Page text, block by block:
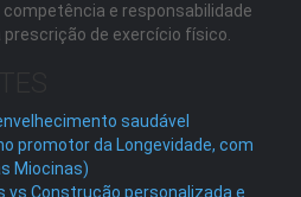
e responsabilidade
de exercício físico.
saudável
promotor da Longevidade, com
Miocinas)
vs Construção personalizada e